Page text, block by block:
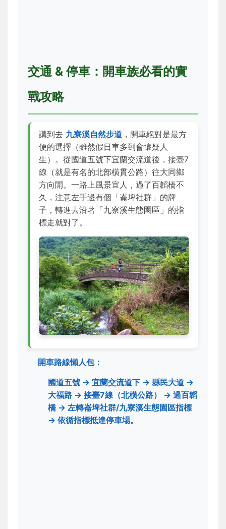
交通 & 停車：開車族必看的實
戰攻略
講到去 九寮溪自然步道 ，開車絕對是最方
便的選擇（雖然假日車多到會懷疑人
生）。從國道五號下宜蘭交流道後，接臺7
線（就是有名的北部橫貫公路）往大同鄉
方向開。一路上風景宜人，過了百韜橋不
久，注意左手邊有個「崙埤社群」的牌
子，轉進去沿著「九寮溪生態園區」的指
標走就對了。
開車路線懶人包：
國道五號 → 宜蘭交流道下 → 縣民大道 →
大福路 → 接臺7線（北橫公路） → 過百韜
橋 → 左轉崙埤社群/九寮溪生態園區指標
→ 依循指標抵達停車場。